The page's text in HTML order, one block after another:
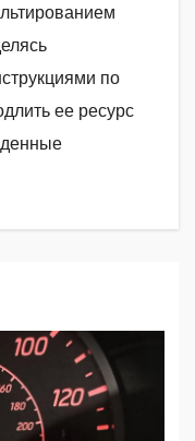
по
ее ресурс